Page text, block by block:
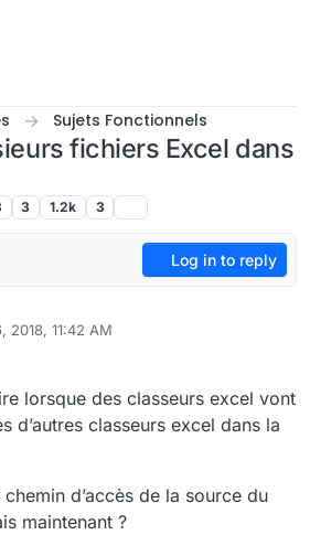
Sujets Fonctionnels
fichiers Excel dans
3 1.2k 3
Log in to reply
2018, 11:42 AM
lorsque des classeurs excel vont
d’autres classeurs excel dans la
d’accès de la source du
maintenant ?